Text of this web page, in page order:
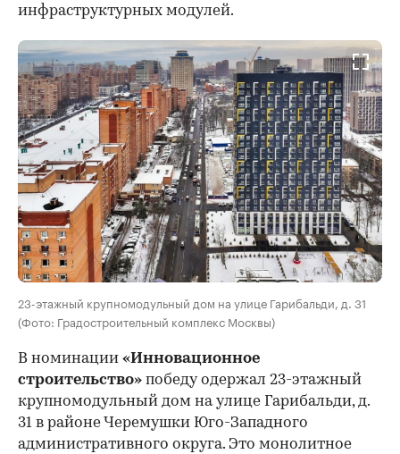
инфраструктурных модулей.
23-этажный крупномодульный дом на улице Гарибальди, д. 31
(Фото: Градостроительный комплекс Москвы)
В номинации «Инновационное
строительство» победу одержал 23-этажный
крупномодульный дом на улице Гарибальди, д.
31 в районе Черемушки Юго-Западного
административного округа. Это монолитное